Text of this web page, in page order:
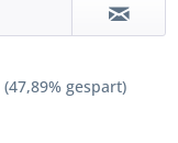
(47,89% gespart)